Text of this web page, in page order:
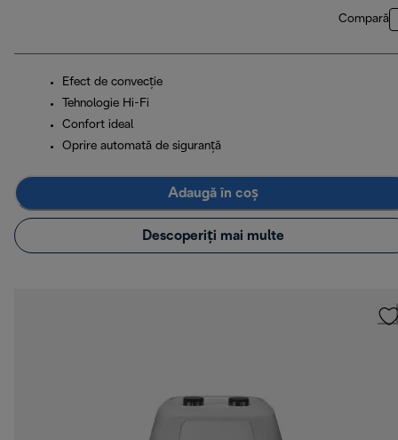
Compară
Efect de convecție
Tehnologie Hi-Fi
Confort ideal
Oprire automată de siguranță
Adaugă în coș
Descoperiți mai multe